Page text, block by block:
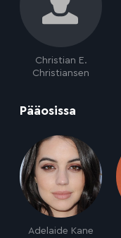
Christian E.
Christiansen
Pääosissa
Adelaide Kane